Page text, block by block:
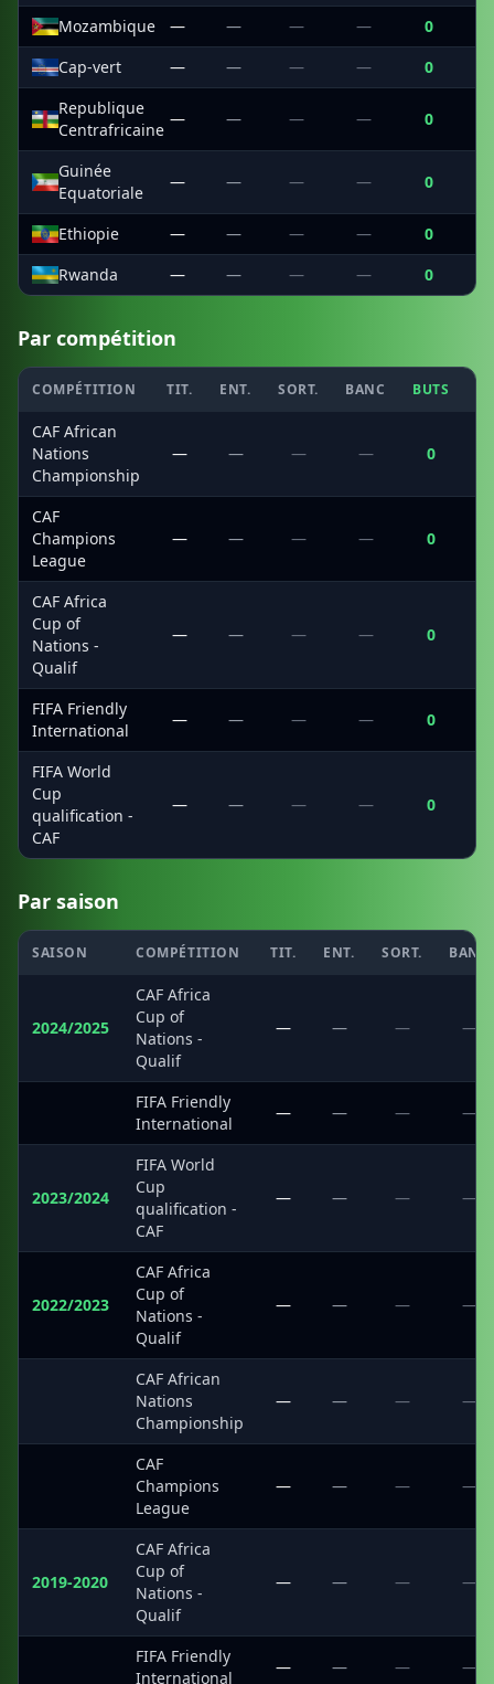
Mozambique
— — — — 0
Cap-vert
— — — — 0
Republique
Centrafricaine
— — — — 0
Guinée
Equatoriale
— — — — 0
Ethiopie — — — — 0
Rwanda
— — — — 0
Par compétition
COMPÉTITION TIT. ENT. SORT. BANC BUTS
CAF African
Nations
Championship
— — — — 0
CAF
Champions
League
— — — — 0
CAF Africa
Cup of
Nations -
Qualif
— — — — 0
FIFA Friendly
International
— — — — 0
FIFA World
Cup
qualification -
CAF
— — — — 0
Par saison
SAISON COMPÉTITION TIT. ENT. SORT. BANC
2024/2025
CAF Africa
Cup of
Nations -
Qualif
— — — —
FIFA Friendly
International
— — — —
2023/2024
FIFA World
Cup
qualification -
CAF
— — — —
2022/2023
CAF Africa
Cup of
Nations -
Qualif
— — — —
CAF African
Nations
Championship
— — — —
CAF
Champions
League
— — — —
2019-2020
CAF Africa
Cup of
Nations -
Qualif
— — — —
FIFA Friendly
International
— — — —